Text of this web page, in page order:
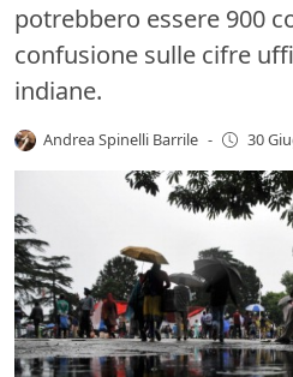
potrebbero essere 900
confusione sulle cifre
indiane.
Andrea Spinelli Barrile - 30